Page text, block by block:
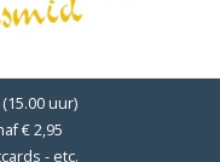
uur)
€ 2,95
- etc.